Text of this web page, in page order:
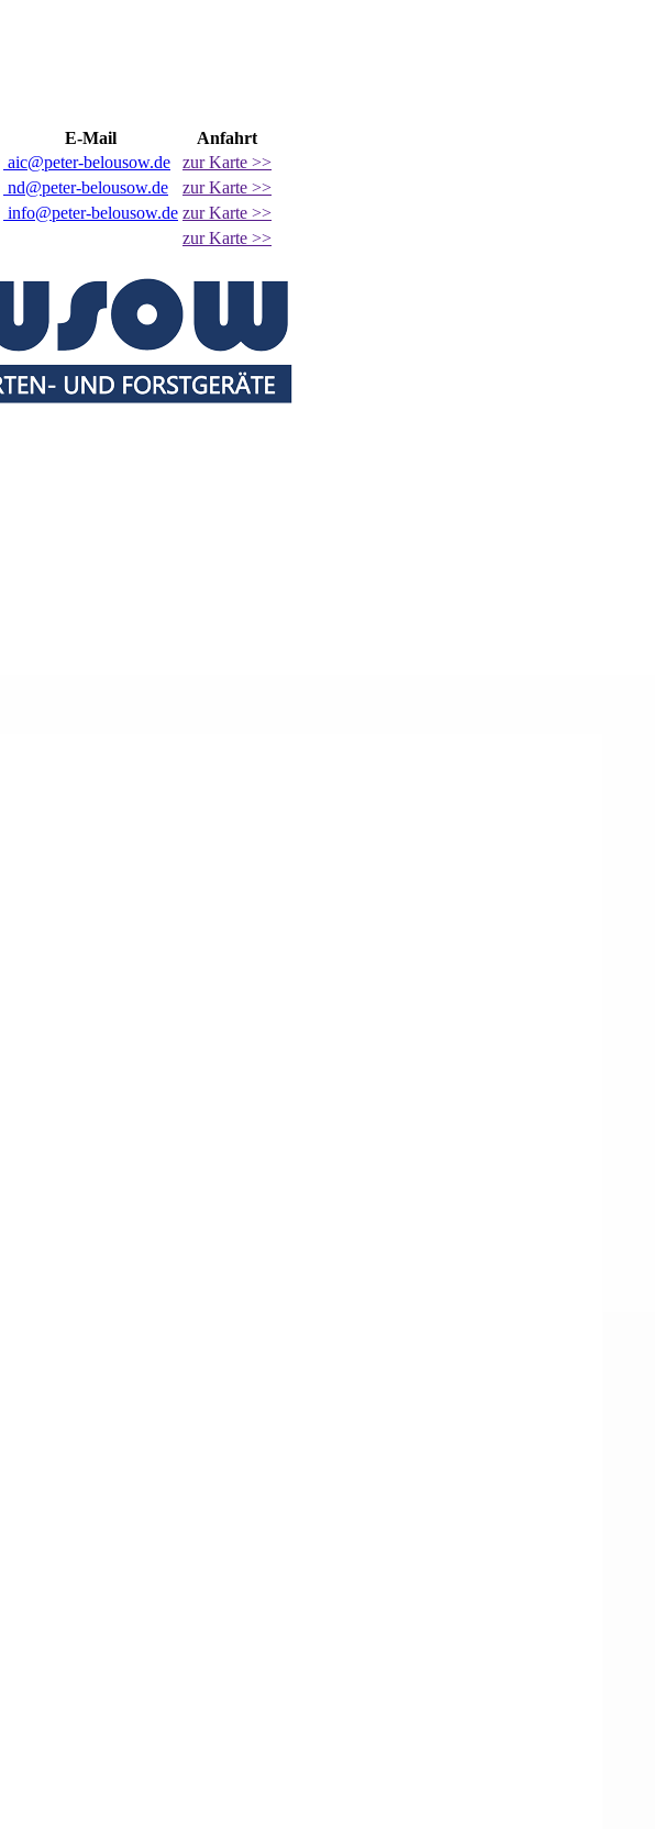
E-Mail
Anfahrt
aic@peter-belousow.de
zur Karte >>
nd@peter-belousow.de
zur Karte >>
info@peter-belousow.de zur Karte >>
zur Karte >>